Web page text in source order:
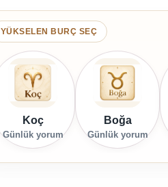
YÜKSELEN BURÇ SEÇ
Koç
Günlük yorum
Boğa
Günlük yorum